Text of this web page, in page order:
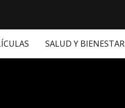
SALUD Y BIENESTAR